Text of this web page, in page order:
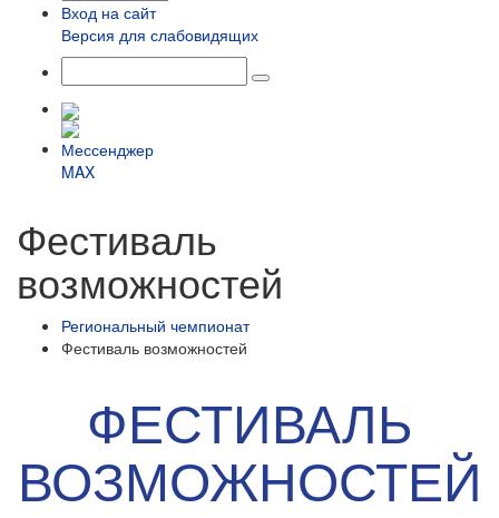
Вход на сайт
Версия для слабовидящих
Фестиваль
возможностей
Региональный чемпионат
Фестиваль возможностей
ФЕСТИВАЛЬ
ВОЗМОЖНОСТЕЙ